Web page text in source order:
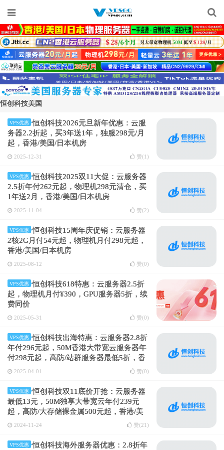
恒创科技美国
VPS优惠
恒创科技2026元旦新年优惠：云服
务器2.2折起，买3年送1年，独服298元/月
起，香港/美国/日本机房
2025-12-31 赞(1 )
VPS优惠
恒创科技2025双11大促：云服务器
2.5折年付262元起，物理机298元清仓，买
1年送2月，香港/美国/日本机房
2025-11-04 赞(2)
VPS优惠
恒创科技15周年庆促销：云服务器
2核2G月付54元起，物理机月付298元起，
香港/美国/日本机房
2025-08-12 赞(0)
VPS优惠
恒创科技618特惠：云服务器2.5折
起，物理机月付¥390，GPU服务器5折，续
费同价
2025-05-31 赞(0)
VPS优惠
恒创科技出海特惠：云服务器2.8折
年付296元起，50M香港大带宽云服务器年
付298元起，高防/站群服务器最低5折，香
港/美国/日本机房
2025-04-01 赞(0)
VPS优惠
恒创科技双11底价开抢：云服务器
最低13元，50M独享大带宽云年付239元
起，高防/大存储裸金属500元起，香港/美
国/日本
2024-11-24 赞(21 )
VPS优惠
恒创科技海外服务器优惠：2.8折年